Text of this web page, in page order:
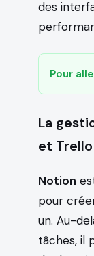
des
Pour
La
et Trello
Notion
pour
un. Au-
tâches, il